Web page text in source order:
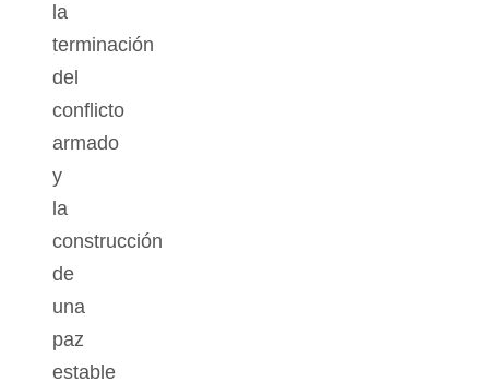
la
terminación
del
conflicto
armado
y
la
construcción
de
una
paz
estable